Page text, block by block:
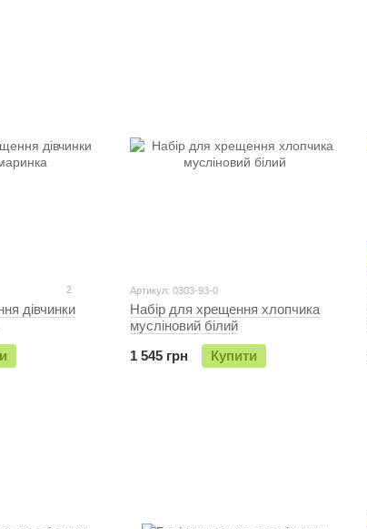
2
дiвчинки
Артикул: 0303-93-0
Набір для хрещення хлопчика
мусліновий білий
1 545 грн
Купити